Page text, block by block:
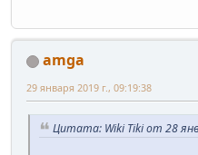
amga
29 января 2019 г., 09:19:38
Цитата: Wiki Tiki от 28